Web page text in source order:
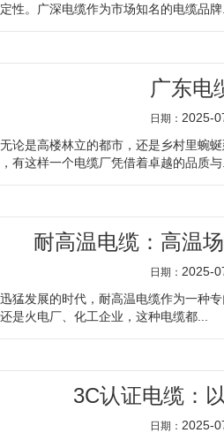
性。广深电缆作为市场知名的电缆品牌
广东电
日期： 2025-
论是高楼林立的都市，还是乡村里蜿
有这样一个电缆厂凭借着卓越的品质与
耐高温电缆：高温
日期： 2025-
猛发展的时代，耐高温电缆作为一种
是火电厂、化工企业，这种电缆都...
3C认证电缆：
日期： 2025-